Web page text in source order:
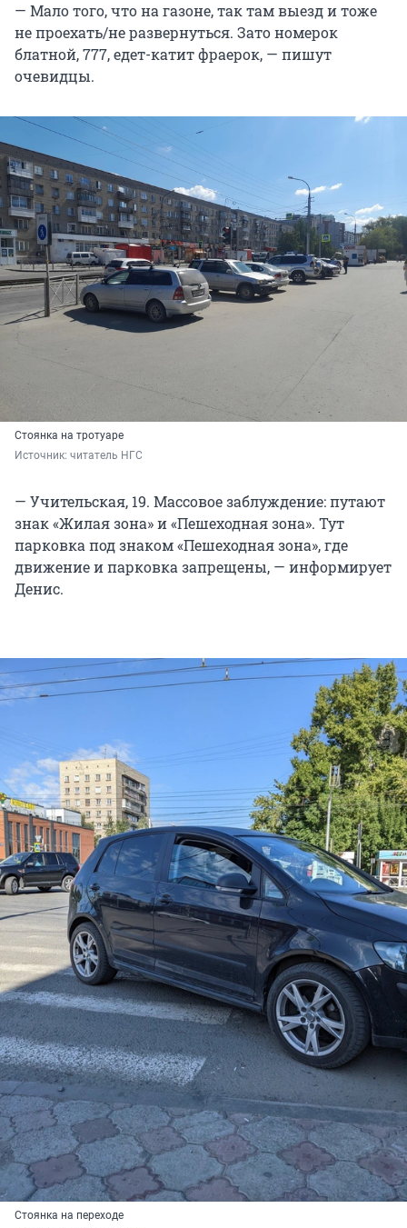
— Мало того, что на газоне, так там выезд и тоже
не проехать/не развернуться. Зато номерок
блатной, 777, едет-катит фраерок, — пишут
очевидцы.
Стоянка на тротуаре
Источник: читатель НГС
— Учительская, 19. Массовое заблуждение: путают
знак «Жилая зона» и «Пешеходная зона». Тут
парковка под знаком «Пешеходная зона», где
движение и парковка запрещены, — информирует
Денис.
Стоянка на переходе